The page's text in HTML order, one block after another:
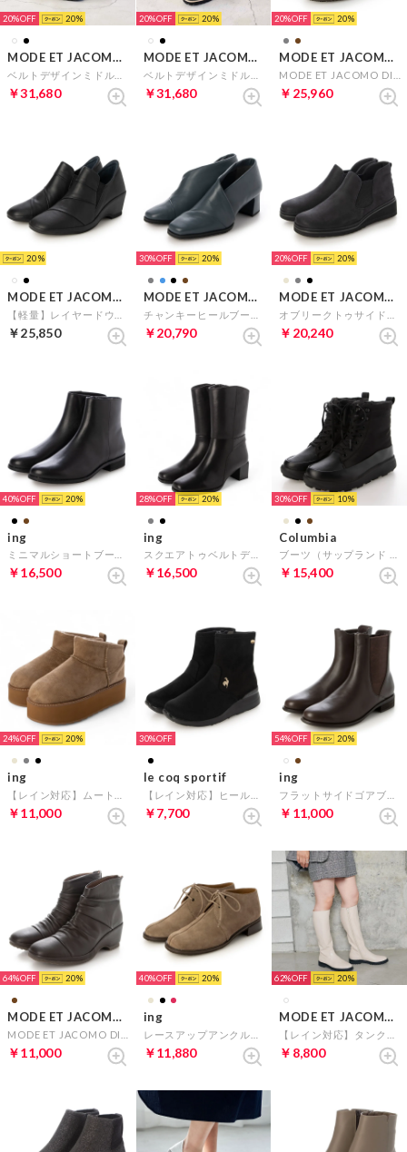
20% 20
MODE ET JACOMO D'ICI
￥31,680
20% 20
MODE ET JACOMO D'ICI
￥31,680
20% 20
MODE ET JACOMO D'ICI
￥25,960
20
MODE ET JACOMO D'ICI
￥25,850
30% 20
MODE ET JACOMO D'ICI
￥20,790
20% 20
MODE ET JACOMO D'ICI
￥20,240
40% 20
ing
￥16,500
28% 20
ing
￥16,500
30% 10
Columbia
￥15,400
24% 20
ing
￥11,000
30%
le coq sportif
￥7,700
54% 20
ing
￥11,000
64% 20
MODE ET JACOMO D'ICI
￥11,000
40% 20
ing
￥11,880
62% 20
MODE ET JACOMO carino
￥8,800